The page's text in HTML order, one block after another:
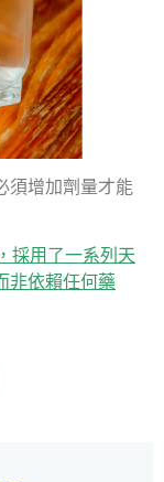
須增加劑量才能
採用了一系列天
非依賴任何藥